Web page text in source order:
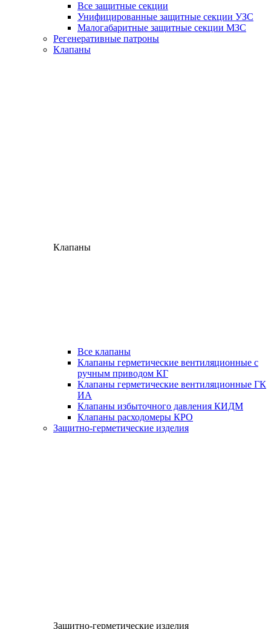
Все защитные секции
Унифицированные защитные секции УЗС
Малогабаритные защитные секции МЗС
Регенеративные патроны
Клапаны
Клапаны
Все клапаны
Клапаны герметические вентиляционные с
ручным приводом КГ
Клапаны герметические вентиляционные ГК
ИА
Клапаны избыточного давления КИДМ
Клапаны расходомеры КРО
Защитно-герметические изделия
Защитно-герметические изделия